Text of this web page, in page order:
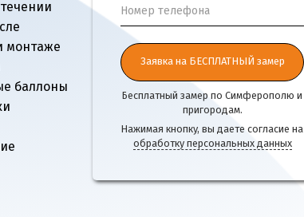
монтаже
баллоны
Номер телефона
Заявка на БЕСПЛАТНЫЙ замер
Бесплатный замер по Симферополю и
пригородам.
Нажимая кнопку, вы даете согласие на
обработку персональных данных